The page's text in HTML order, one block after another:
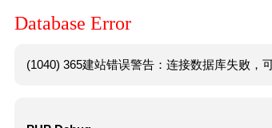
Database Error
(1040) 365建站错误警告：连接数据库失败，